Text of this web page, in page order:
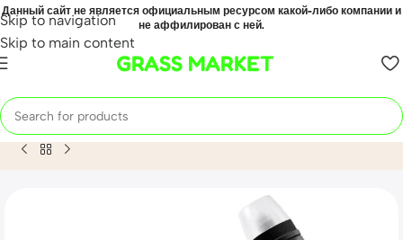
Skip to navigation
Skip to main content
Данный сайт не является официальным ресурсом какой-либо компании и
не аффилирован с ней.
GRASS MARKET
Home Mahsulot Универсальный чистящий гель «DOS-